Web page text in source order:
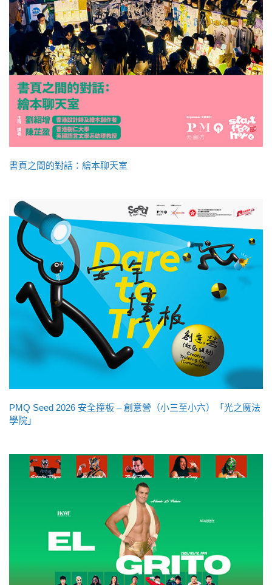
書頁之間的對話：繪本聊天室
PMQ Seed 2026 安全撞板 – 創意營（小三至小六）「光之魔法
學院」